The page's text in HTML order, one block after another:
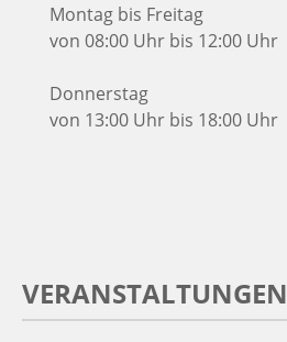
Montag bis Freitag
von 08:00 Uhr bis 12:00 Uhr
Donnerstag
von 13:00 Uhr bis 18:00 Uhr
VERANSTALTUNGEN